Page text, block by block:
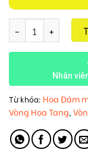
Tạ Từ Sắc Nhớ
Nhân
Từ khóa: Hoa Đám
Vòng Hoa Tang,